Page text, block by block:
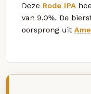
Deze Rode IPA
van 9.0%. De
oorsprong uit